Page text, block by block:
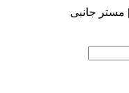
جانبی